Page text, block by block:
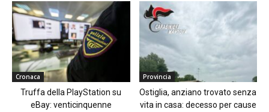
Cronaca
Truffa della PlayStation su
eBay: venticinquenne
Provincia
Ostiglia, anziano trovato senza
vita in casa: decesso per cause